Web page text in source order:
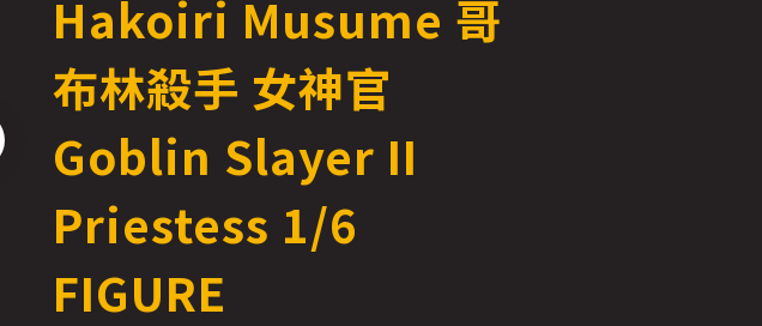
Hakoiri Musume 哥
布林殺手 女神官
Goblin Slayer II
Priestess 1/6
FIGURE